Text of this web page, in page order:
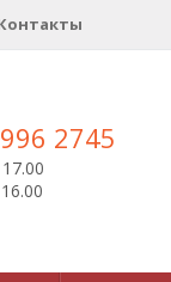
2745